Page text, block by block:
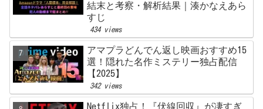
結末と考察・解析結果｜湊かなえあら
すじ
434 views
アマプラどんでん返し映画おすすめ15
選！隠れた名作ミステリー独占配信
【2025】
342 views
Netflix独占！『伏線回収』が凄すぎ